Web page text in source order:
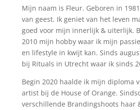
Mijn naam is Fleur. Geboren in
van geest. Ik geniet van het leven
goed voor mijn innerlijk & uiterlijk.
2010 mijn hobby waar ik mijn
en lifestyle in kwijt kan. Sinds
bij Rituals in Utrecht waar ik sinds
Begin 2020 haalde ik mijn diploma
artist bij de House of Orange.
verschillende Brandingshoots haar